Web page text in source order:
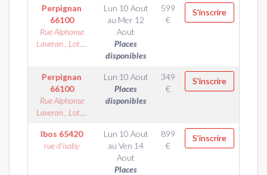
Perpignan
66100
Rue Alphonse
Laveran , Lot....
Lun 10 Aout
au Mer 12
Aout
Places
disponibles
599
€
S'inscrire
Perpignan
66100
Rue Alphonse
Laveran , Lot....
Lun 10 Aout
Places
disponibles
349
€
S'inscrire
Ibos 65420
rue d'isaby
Lun 10 Aout
au Ven 14
Aout
Places
899
€
S'inscrire